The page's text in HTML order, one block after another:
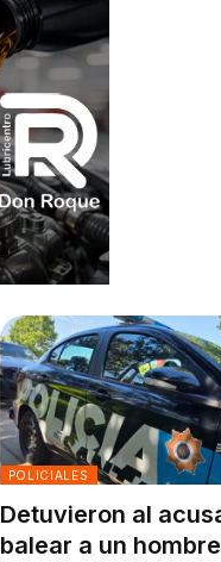
POLICIALES
Detuvieron al
balear a un